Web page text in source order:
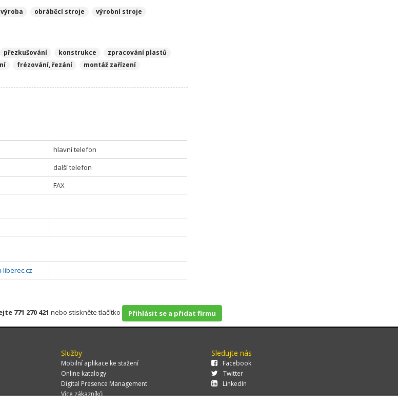
obráběcí stroje výrobní stroje
přezkušování konstrukce
zpracování plastů
frézování, řezání montáž zařízení
hlavní telefon
další telefon
FAX
771 270 421 nebo stiskněte tlačítko Přihlásit se a přidat firmu
Služby
Mobilní aplikace ke stažení
Online katalogy
Digital Presence Management
Více zákazníků
Sledujte nás
Facebook
Twitter
LinkedIn